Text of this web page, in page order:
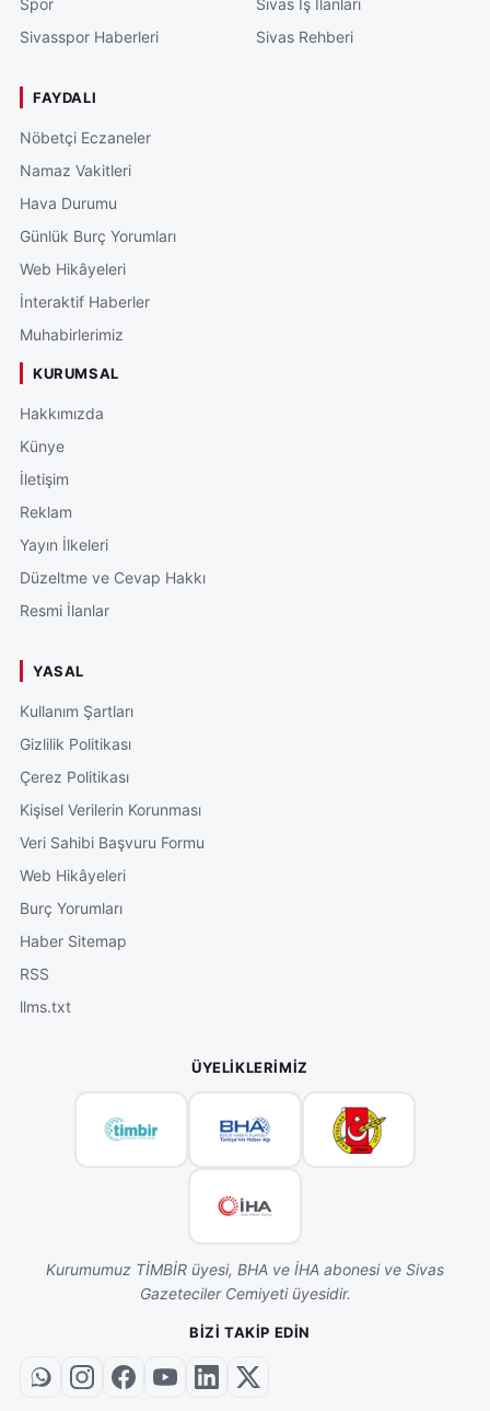
Spor
Sivasspor Haberleri
Sivas İş İlanları
Sivas Rehberi
FAYDALI
Nöbetçi Eczaneler
Namaz Vakitleri
Hava Durumu
Günlük Burç Yorumları
Web Hikâyeleri
İnteraktif Haberler
Muhabirlerimiz
KURUMSAL
Hakkımızda
Künye
İletişim
Reklam
Yayın İlkeleri
Düzeltme ve Cevap Hakkı
Resmi İlanlar
YASAL
Kullanım Şartları
Gizlilik Politikası
Çerez Politikası
Kişisel Verilerin Korunması
Veri Sahibi Başvuru Formu
Web Hikâyeleri
Burç Yorumları
Haber Sitemap
RSS
llms.txt
ÜYELIKLERIMIZ
Kurumumuz TİMBİR üyesi, BHA ve İHA abonesi ve Sivas
Gazeteciler Cemiyeti üyesidir.
BIZI TAKIP EDIN